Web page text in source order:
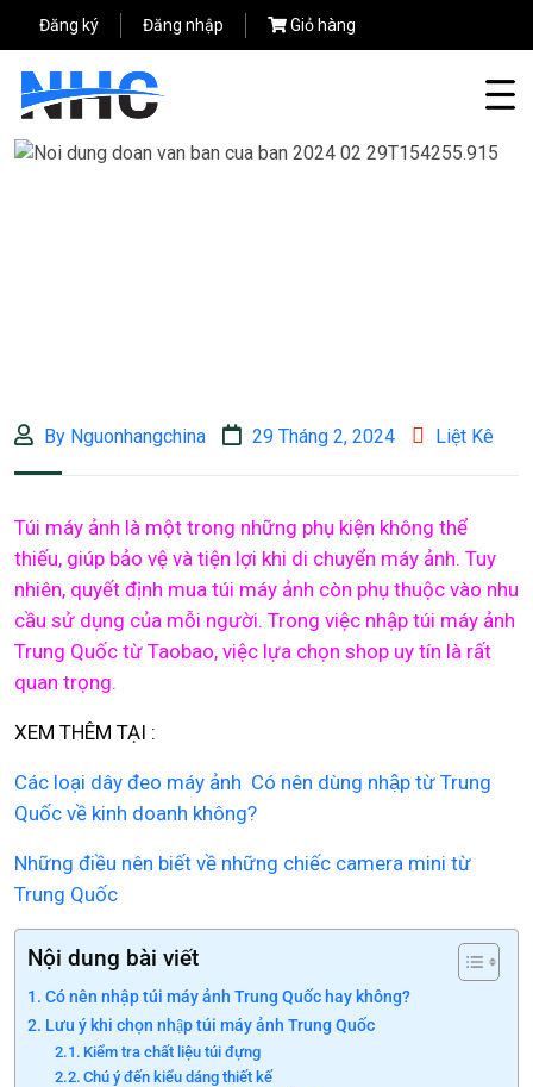
Đăng ký Đăng nhập Giỏ hàng
By Nguonhangchina 29 Tháng 2, 2024 Liệt Kê
Túi máy ảnh là một trong những phụ kiện không thể
thiếu, giúp bảo vệ và tiện lợi khi di chuyển máy ảnh. Tuy
nhiên, quyết định mua túi máy ảnh còn phụ thuộc vào nhu
cầu sử dụng của mỗi người. Trong việc nhập túi máy ảnh
Trung Quốc từ Taobao, việc lựa chọn shop uy tín là rất
quan trọng.
XEM THÊM TẠI :
Các loại dây đeo máy ảnh Có nên dùng nhập từ Trung
Quốc về kinh doanh không?
Những điều nên biết về những chiếc camera mini từ
Trung Quốc
Nội dung bài viết
Có nên nhập túi máy ảnh Trung Quốc hay không?
Lưu ý khi chọn nhập túi máy ảnh Trung Quốc
Kiểm tra chất liệu túi đựng
Chú ý đến kiểu dáng thiết kế